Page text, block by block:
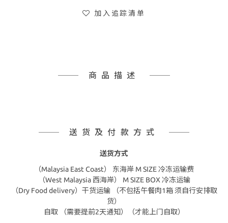
加入追踪清单
商品描述
送货及付款方式
送货方式
（Malaysia East Coast） 东海岸 M SIZE 冷冻运输费
（West Malaysia 西海岸） M SIZE BOX 冷冻运输
（Dry Food delivery）干货运输 （不包括午餐肉1箱 须自行安排取
货）
自取 （需要提前2天通知）（才能上门自取）